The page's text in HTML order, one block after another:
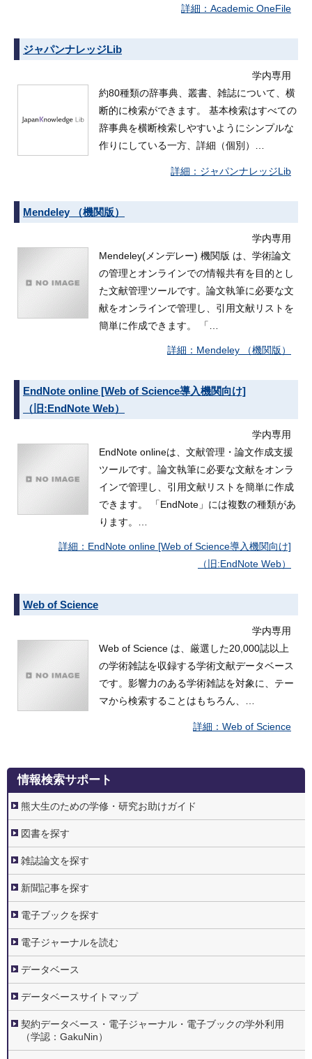
Academic OneFile
ジャパンナレッジLib
学内専用
約80種類の辞事典、叢書、雑誌について、横
断的に検索ができます。 基本検索はすべての
辞事典を横断検索しやすいようにシンプルな
作りにしている一方、詳細（個別）…
ジャパンナレッジLib
Mendeley （機関版）
学内専用
Mendeley(メンデレー) 機関版 は、学術論文
の管理とオンラインでの情報共有を目的とし
た文献管理ツールです。論文執筆に必要な文
献をオンラインで管理し、引用文献リストを
簡単に作成できます。 「…
Mendeley （機関版）
EndNote online [Web of Science導入機関向け]
（旧:EndNote Web）
学内専用
EndNote onlineは、文献管理・論文作成支援
ツールです。論文執筆に必要な文献をオンラ
インで管理し、引用文献リストを簡単に作成
できます。 「EndNote」には複数の種類があ
ります。…
EndNote online [Web of Science導入機関向け]
（旧:EndNote Web）
Web of Science
学内専用
Web of Science は、厳選した20,000誌以上
の学術雑誌を収録する学術文献データベース
です。影響力のある学術雑誌を対象に、テー
マから検索することはもちろん、…
Web of Science
3.
報
検
索
サ
ポ
ト
情報検索サポート
熊大生のための学修・研究お助けガイド
図書を探す
雑誌論文を探す
新聞記事を探す
電子ブックを探す
電子ジャーナルを読む
データベース
データベースサイトマップ
契約データベース・電子ジャーナル・電子ブックの学外利用
（学認：GakuNin）